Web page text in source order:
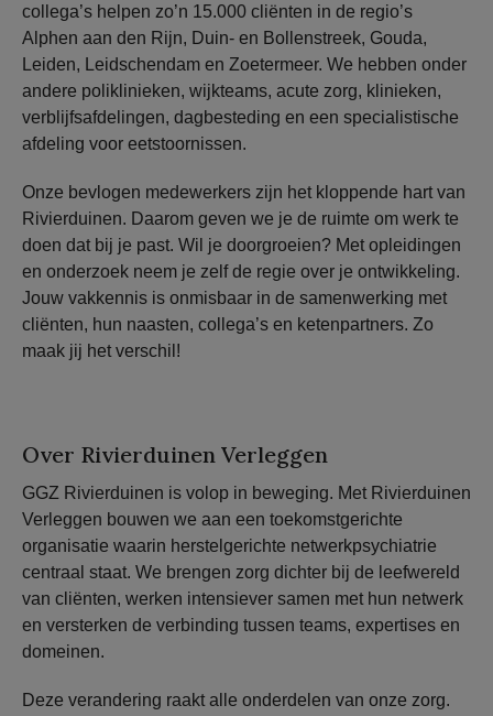
collega’s helpen zo’n 15.000 cliënten in de regio’s
Alphen aan den Rijn, Duin- en Bollenstreek, Gouda,
Leiden, Leidschendam en Zoetermeer. We hebben onder
andere poliklinieken, wijkteams, acute zorg, klinieken,
verblijfsafdelingen, dagbesteding en een specialistische
afdeling voor eetstoornissen.
Onze bevlogen medewerkers zijn het kloppende hart van
Rivierduinen. Daarom geven we je de ruimte om werk te
doen dat bij je past. Wil je doorgroeien? Met opleidingen
en onderzoek neem je zelf de regie over je ontwikkeling.
Jouw vakkennis is onmisbaar in de samenwerking met
cliënten, hun naasten, collega’s en ketenpartners. Zo
maak jij het verschil!
Over Rivierduinen Verleggen
GGZ Rivierduinen is volop in beweging. Met Rivierduinen
Verleggen bouwen we aan een toekomstgerichte
organisatie waarin herstelgerichte netwerkpsychiatrie
centraal staat. We brengen zorg dichter bij de leefwereld
van cliënten, werken intensiever samen met hun netwerk
en versterken de verbinding tussen teams, expertises en
domeinen.
Deze verandering raakt alle onderdelen van onze zorg.